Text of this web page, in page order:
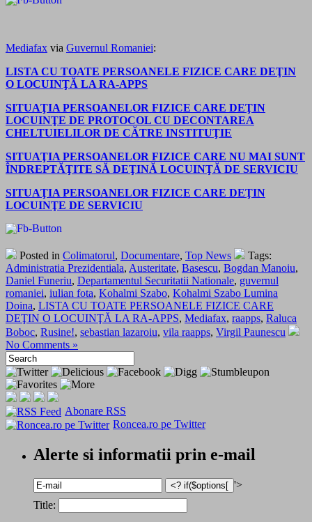
Mediafax via Guvernul Romaniei:
LISTA CU TOATE PERSOANELE FIZICE CARE DEŢIN
O LOCUINŢĂ LA RA-APPS
SITUAŢIA PERSOANELOR FIZICE CARE DEŢIN
LOCUINŢE DE PROTOCOL CU DECONTAREA
CHELTUIELILOR DE CĂTRE INSTITUŢIE
SITUAŢIA PERSOANELOR FIZICE CARE NU MAI SUNT
ÎNDREPTĂŢITE SĂ DEŢINĂ LOCUINŢĂ DE SERVICIU
SITUAŢIA PERSOANELOR FIZICE CARE DEŢIN
LOCUINŢE DE SERVICIU
Posted in Colimatorul, Documentare, Top News
Tags:
Administratia Prezidentiala, Austeritate, Basescu, Bogdan Manoiu,
Daniel Funeriu, Departamentul Securitatii Nationale, guvernul
romaniei, iulian fota, Kohalmi Szabo, Kohalmi Szabo Lumina
Doina, LISTA CU TOATE PERSOANELE FIZICE CARE
DEŢIN O LOCUINŢĂ LA RA-APPS, Mediafax, raapps, Raluca
Boboc, Rusine!, sebastian lazaroiu, vila raapps, Virgil Paunescu
No Comments »
Abonare RSS
Roncea.ro pe Twitter
Alerte si informatii prin e-mail
'>
Title: